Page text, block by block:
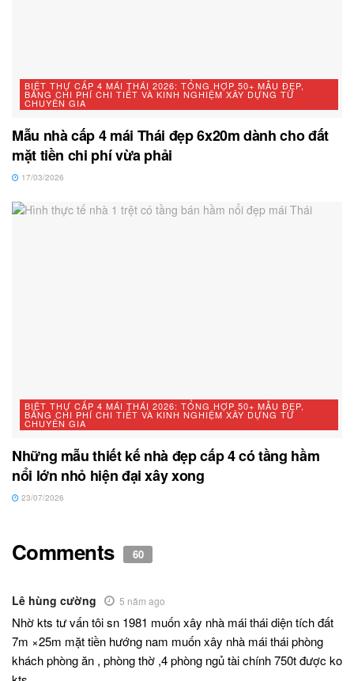
BIỆT THỰ CẤP 4 MÁI THÁI 2026: TỔNG HỢP 50+ MẪU ĐẸP,
BẢNG CHI PHÍ CHI TIẾT VÀ KINH NGHIỆM XÂY DỰNG TỪ
CHUYÊN GIA
Mẫu nhà cấp 4 mái Thái đẹp 6x20m dành cho đất
mặt tiền chi phí vừa phải
17/03/2026
BIỆT THỰ CẤP 4 MÁI THÁI 2026: TỔNG HỢP 50+ MẪU ĐẸP,
BẢNG CHI PHÍ CHI TIẾT VÀ KINH NGHIỆM XÂY DỰNG TỪ
CHUYÊN GIA
Những mẫu thiết kế nhà đẹp cấp 4 có tầng hầm
nổi lớn nhỏ hiện đại xây xong
23/07/2026
Comments 60
Lê hùng cường 5 năm ago
Nhờ kts tư vấn tôi sn 1981 muốn xây nhà mái thái diện tích đất
7m ×25m mặt tiền hướng nam muốn xây nhà mái thái phòng
khách phòng ăn , phòng thờ ,4 phòng ngủ tài chính 750t được ko